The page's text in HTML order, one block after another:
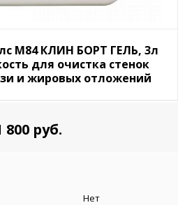
М84 КЛИН БОРТ ГЕЛЬ, 3л
для очистка стенок
и жировых отложений
800 руб.
Нет